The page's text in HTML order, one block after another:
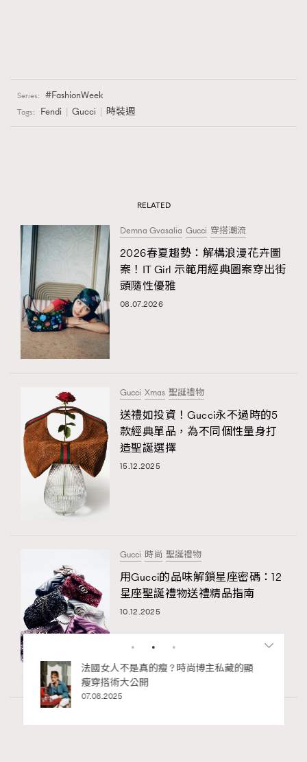
Series: FashionWeek
Tags: Fendi Gucci 時裝週
RELATED
Demna Gvasalia Gucci 穿搭潮流
2026春夏趨勢：解構浪漫花卉圖
案！IT Girl 示範用經典圖案穿出街
頭隨性優雅
08.07.2026
Gucci Xmas 聖誕禮物
送禮如投資！Gucci永不過時的5
款經典單品，為不同個性量身打
造聖誕選擇
15.12.2025
Gucci 時尚 聖誕禮物
用Gucci的品味解鎖星座密碼：12
星座聖誕禮物送禮精品指南
10.12.2025
別再用酒精消毒皮革！6個清潔手袋小技
巧，讓你更愛惜你的手袋
02.06.2025